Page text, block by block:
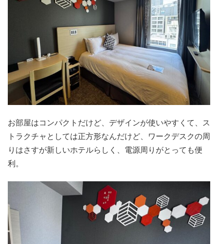
お部屋はコンパクトだけど、デザインが使いやすくて、ス
トラクチャとしては正方形なんだけど、ワークデスクの周
りはさすが新しいホテルらしく、電源周りがとっても便
利。